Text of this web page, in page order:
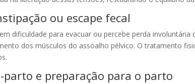
ou escape fecal
dificuldade para evacuar ou percebe perda
dos músculos do assoalho pélvico. O tratamento
parto e preparação para o parto